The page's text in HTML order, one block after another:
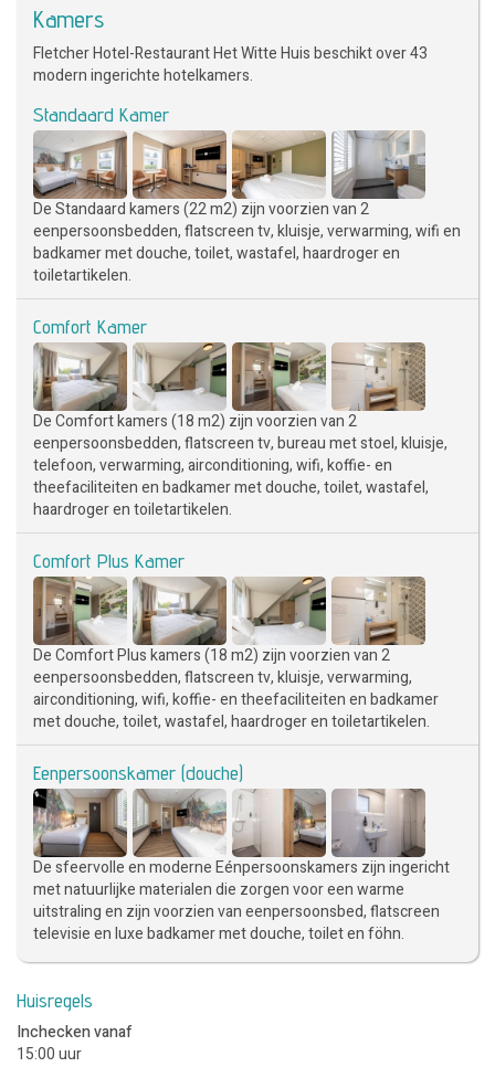
Kamers
Fletcher Hotel-Restaurant Het Witte Huis beschikt over 43
modern ingerichte hotelkamers.
Standaard Kamer
De Standaard kamers (22 m2) zijn voorzien van 2
eenpersoonsbedden, flatscreen tv, kluisje, verwarming, wifi en
badkamer met douche, toilet, wastafel, haardroger en
toiletartikelen.
Comfort Kamer
De Comfort kamers (18 m2) zijn voorzien van 2
eenpersoonsbedden, flatscreen tv, bureau met stoel, kluisje,
telefoon, verwarming, airconditioning, wifi, koffie- en
theefaciliteiten en badkamer met douche, toilet, wastafel,
haardroger en toiletartikelen.
Comfort Plus Kamer
De Comfort Plus kamers (18 m2) zijn voorzien van 2
eenpersoonsbedden, flatscreen tv, kluisje, verwarming,
airconditioning, wifi, koffie- en theefaciliteiten en badkamer
met douche, toilet, wastafel, haardroger en toiletartikelen.
Eenpersoonskamer (douche)
De sfeervolle en moderne Eénpersoonskamers zijn ingericht
met natuurlijke materialen die zorgen voor een warme
uitstraling en zijn voorzien van eenpersoonsbed, flatscreen
televisie en luxe badkamer met douche, toilet en föhn.
Huisregels
Inchecken vanaf
15:00 uur